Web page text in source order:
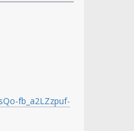
fb_a2LZzpuf-